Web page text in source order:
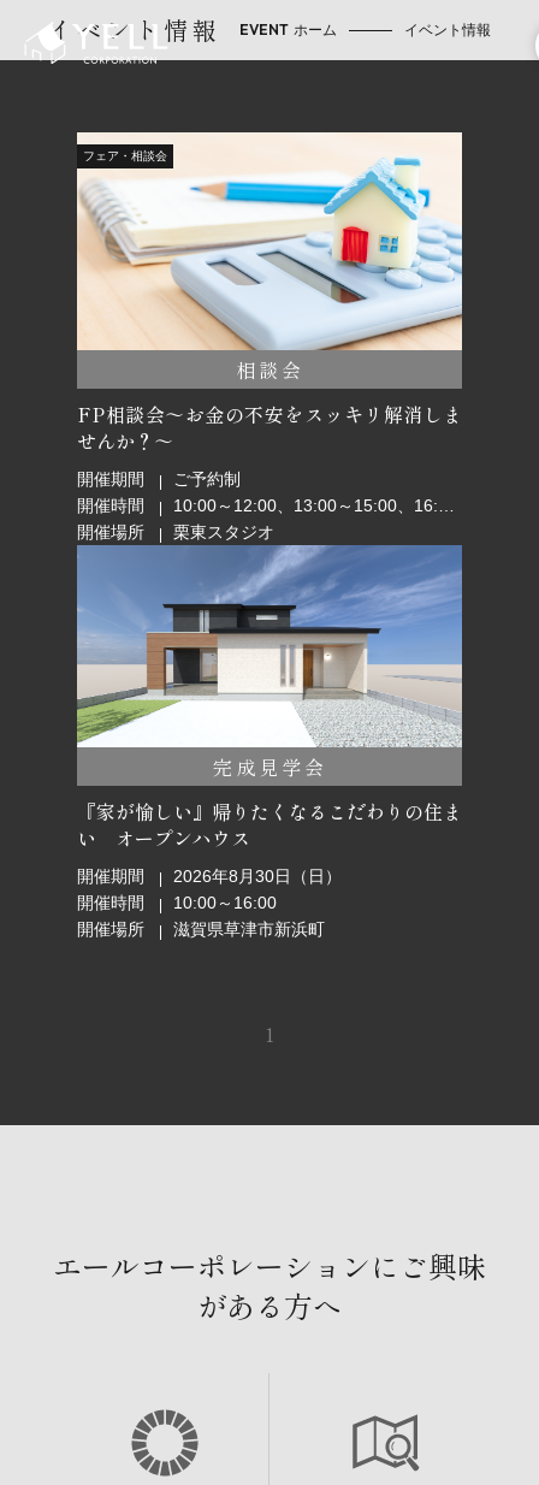
イベント情報 ホーム イベント情報
フェア・相談会
相談会
FP相談会～お金の不安をスッキリ解消しま
せんか？～
開催期間
ご予約制
開催時間
10:00～12:00、13:00～15:00、16:00～18:00
開催場所
栗東スタジオ
完成見学会
『家が愉しい』帰りたくなるこだわりの住ま
い オープンハウス
開催期間
2026年8月30日（日）
開催時間
10:00～16:00
開催場所
滋賀県草津市新浜町
1
エールコーポレーションにご興味
がある方へ